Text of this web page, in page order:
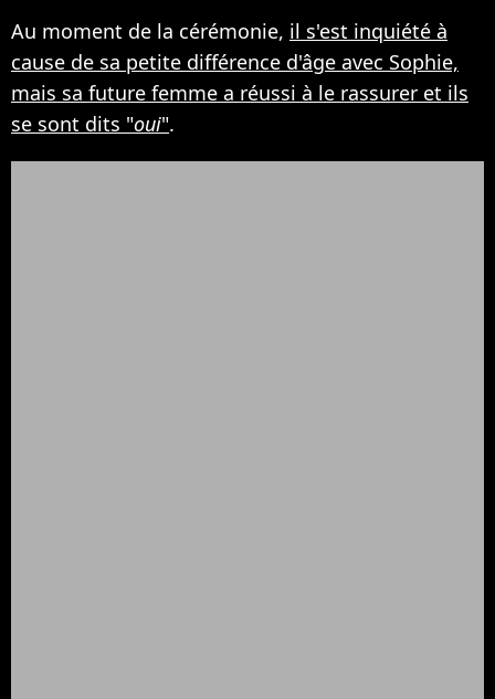
Au moment de la cérémonie, il s'est inquiété à
cause de sa petite différence d'âge avec Sophie,
mais sa future femme a réussi à le rassurer et ils
se sont dits "oui".